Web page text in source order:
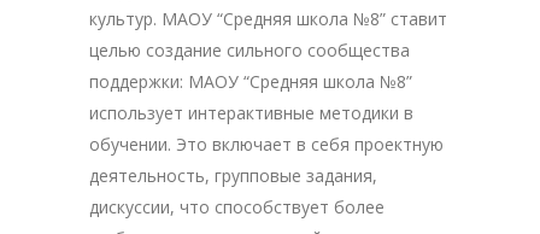
культур. МАОУ “Средняя школа №8” ставит
целью создание сильного сообщества
поддержки: МАОУ “Средняя школа №8”
использует интерактивные методики в
обучении. Это включает в себя проектную
деятельность, групповые задания,
дискуссии, что способствует более